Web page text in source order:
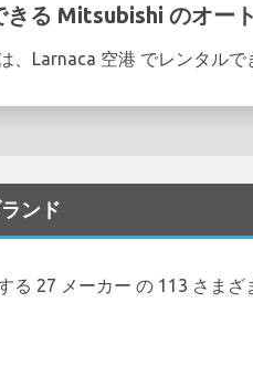
る Mitsubishi のオー
Larnaca 空港 でレンタルで
ンド
27 メーカー の 113 さまざ